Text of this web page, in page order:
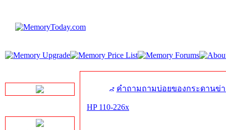
คำถามถามบ่อยของกระดานข่
HP 110-226x